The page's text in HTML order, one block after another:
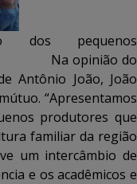
dos pequenos
Sul. Na opinião do
Antônio João, João
“Apresentamos
produtores que
familiar da região
um intercâmbio de
e os acadêmicos e